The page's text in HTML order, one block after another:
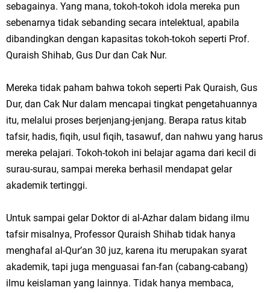
sebagainya. Yang mana, tokoh-tokoh idola mereka pun
sebenarnya tidak sebanding secara intelektual, apabila
dibandingkan dengan kapasitas tokoh-tokoh seperti Prof.
Quraish Shihab, Gus Dur dan Cak Nur.
Mereka tidak paham bahwa tokoh seperti Pak Quraish, Gus
Dur, dan Cak Nur dalam mencapai tingkat pengetahuannya
itu, melalui proses berjenjang-jenjang. Berapa ratus kitab
tafsir, hadis, fiqih, usul fiqih, tasawuf, dan nahwu yang harus
mereka pelajari. Tokoh-tokoh ini belajar agama dari kecil di
surau-surau, sampai mereka berhasil mendapat gelar
akademik tertinggi.
Untuk sampai gelar Doktor di al-Azhar dalam bidang ilmu
tafsir misalnya, Professor Quraish Shihab tidak hanya
menghafal al-Qur’an 30 juz, karena itu merupakan syarat
akademik, tapi juga menguasai fan-fan (cabang-cabang)
ilmu keislaman yang lainnya. Tidak hanya membaca,